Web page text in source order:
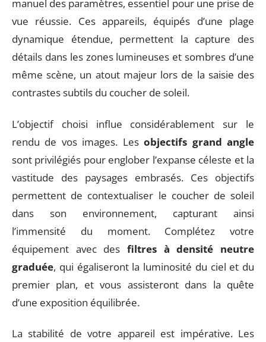
manuel des paramètres, essentiel pour une prise de
vue réussie. Ces appareils, équipés d’une plage
dynamique étendue, permettent la capture des
détails dans les zones lumineuses et sombres d’une
même scène, un atout majeur lors de la saisie des
contrastes subtils du coucher de soleil.
L’objectif choisi influe considérablement sur le
rendu de vos images. Lesobjectifs grand angle
sont privilégiés pour englober l’expanse céleste et la
vastitude des paysages embrasés. Ces objectifs
permettent de contextualiser le coucher de soleil
dans son environnement, capturant ainsi
l’immensité du moment. Complétez votre
équipement avec des filtres à densité neutre
graduée, qui égaliseront la luminosité du ciel et du
premier plan, et vous assisteront dans la quête
d’une exposition équilibrée.
La stabilité de votre appareil est impérative. Les